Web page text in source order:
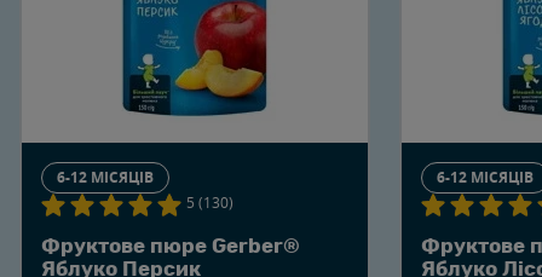
6-12 МІСЯЦІВ
5 (130)
Фруктове пюре Gerber®
Яблуко Персик
6-12 МІСЯЦІВ
Фруктове
Яблуко